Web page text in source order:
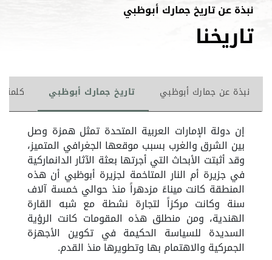
نبذة عن تاريخ جمارك أبوظبي
تاريخنا
نبذة عن جمارك أبوظبي تاريخ جمارك أبوظبي كلمة
إن دولة الإمارات العربية المتحدة تمثل همزة وصل
بين الشرق والغرب بسبب موقعها الجغرافي المتميز،
وقد أثبتت الأبحاث التي أجرتها بعثة الآثار الدانماركية
في جزيرة أم النار المتاخمة لجزيرة أبوظبي أن هذه
المنطقة كانت ميناءً مزدهراً منذ حوالي خمسة آلاف
سنة وكانت مركزاً لتجارة نشطة مع شبه القارة
الهندية، ومن منطلق هذه المقومات كانت الرؤية
السديدة للسياسة الحكيمة في تكوين الأجهزة
الجمركية والاهتمام بها وتطويرها منذ القدم.